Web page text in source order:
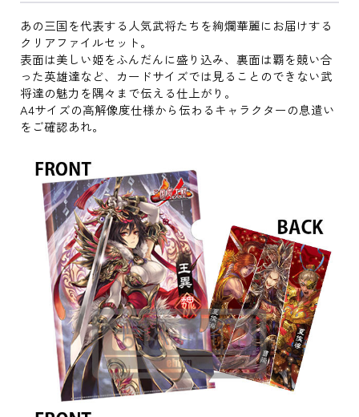
あの三国を代表する人気武将たちを絢爛華麗にお届けする
クリアファイルセット。
表面は美しい姫をふんだんに盛り込み、裏面は覇を競い合
った英雄達など、カードサイズでは見ることのできない武
将達の魅力を隅々まで伝える仕上がり。
A4サイズの高解像度仕様から伝わるキャラクターの息遣い
をご確認あれ。